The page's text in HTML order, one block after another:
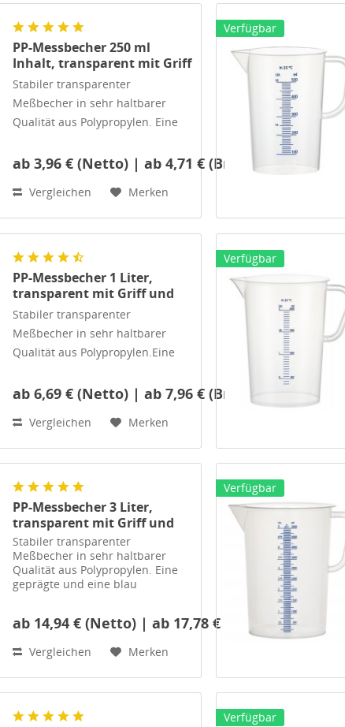
PP-Messbecher 250 ml
Inhalt, transparent mit Griff
und erhabene blaue
Maßskala
Stabiler transparenter
Meßbecher in sehr haltbarer
Qualität aus Polypropylen. Eine
gedruckte Maßskala.
täglichen Gebrauch in Produktion
und Lackiererei.
...
ab 3,96 € (Netto) | ab 4,71 € (Brutto)
Vergleichen Merken
Verfügbar
PP-Messbecher 1 Liter,
transparent mit Griff und
blau gedruckte Maßskala
Stabiler transparenter
Meßbecher in sehr haltbarer
Qualität aus Polypropylen.Eine
gedruckte
und lebensmittelecht für den
täglichen Gebrauch in
Produktion, Werkstatt und...
ab 6,69 € (Netto) | ab 7,96 € (Brutto)
Vergleichen Merken
Verfügbar
PP-Messbecher 3 Liter,
transparent mit Griff und
blau gedruckte Maßskala
Stabiler transparenter
Meßbecher in sehr haltbarer
Qualität aus Polypropylen. Eine
geprägte und eine blau
lebensmittelecht für den
Produktion,...
ab 14,94 € (Netto) | ab 17,78 € (Brutto)
Vergleichen Merken
Verfügbar
Verfügbar